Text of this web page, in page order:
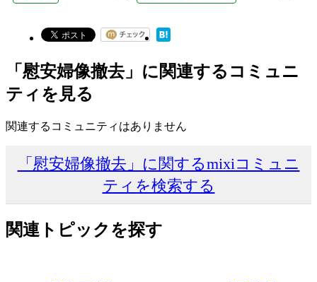
「慰安婦像撤去」に関連するコミュニ
ティを見る
関連するコミュニティはありません
「慰安婦像撤去」に関するmixiコミュニ
ティを検索する
関連トピックを探す